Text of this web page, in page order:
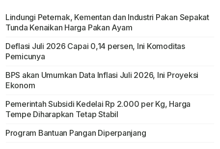
Lindungi Peternak, Kementan dan Industri Pakan Sepakat
Tunda Kenaikan Harga Pakan Ayam
Deflasi Juli 2026 Capai 0,14 persen, Ini Komoditas
Pemicunya
BPS akan Umumkan Data Inflasi Juli 2026, Ini Proyeksi
Ekonom
Pemerintah Subsidi Kedelai Rp 2.000 per Kg, Harga
Tempe Diharapkan Tetap Stabil
Program Bantuan Pangan Diperpanjang